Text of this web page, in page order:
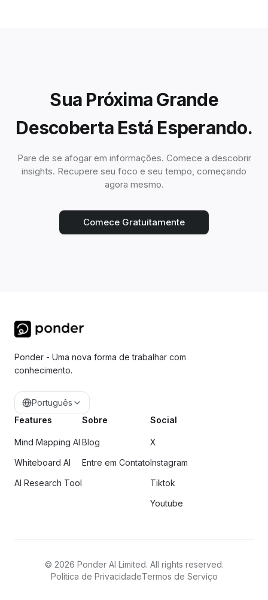
Sua Próxima Grande
Descoberta Está Esperando.
Pare de se afogar em informações. Comece a descobrir
insights. Recupere seu foco e seu tempo, começando
agora mesmo.
Comece Gratuitamente
Ponder - Uma nova forma de trabalhar com
conhecimento.
Português
Features
Mind Mapping AI
Whiteboard AI
AI Research Tool
Sobre
Blog
Entre em Contato
Social
X
Instagram
Tiktok
Youtube
© 2026 Ponder AI Limited. All rights reserved.
Política de PrivacidadeTermos de Serviço